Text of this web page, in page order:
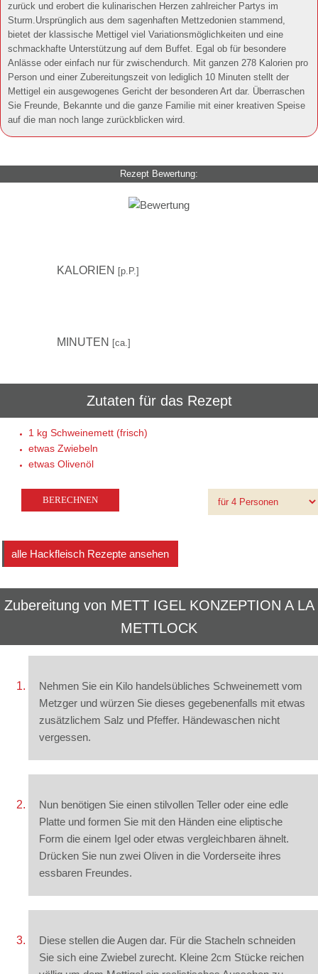
zurück und erobert die kulinarischen Herzen zahlreicher Partys im
Sturm.Ursprünglich aus dem sagenhaften Mettzedonien stammend,
bietet der klassische Mettigel viel Variationsmöglichkeiten und eine
schmackhafte Unterstützung auf dem Buffet. Egal ob für besondere
Anlässe oder einfach nur für zwischendurch. Mit ganzen 278 Kalorien pro
Person und einer Zubereitungszeit von lediglich 10 Minuten stellt der
Mettigel ein ausgewogenes Gericht der besonderen Art dar. Überraschen
Sie Freunde, Bekannte und die ganze Familie mit einer kreativen Speise
auf die man noch lange zurückblicken wird.
Rezept Bewertung:
KALORIEN [p.P.]
MINUTEN [ca.]
Zutaten für das Rezept
1 kg Schweinemett (frisch)
etwas Zwiebeln
etwas Olivenöl
alle Hackfleisch Rezepte ansehen
Zubereitung von METT IGEL KONZEPTION A LA
METTLOCK
Nehmen Sie ein Kilo handelsübliches Schweinemett vom
Metzger und würzen Sie dieses gegebenenfalls mit etwas
zusätzlichem Salz und Pfeffer. Händewaschen nicht
vergessen.
Nun benötigen Sie einen stilvollen Teller oder eine edle
Platte und formen Sie mit den Händen eine eliptische
Form die einem Igel oder etwas vergleichbaren ähnelt.
Drücken Sie nun zwei Oliven in die Vorderseite ihres
essbaren Freundes.
Diese stellen die Augen dar. Für die Stacheln schneiden
Sie sich eine Zwiebel zurecht. Kleine 2cm Stücke reichen